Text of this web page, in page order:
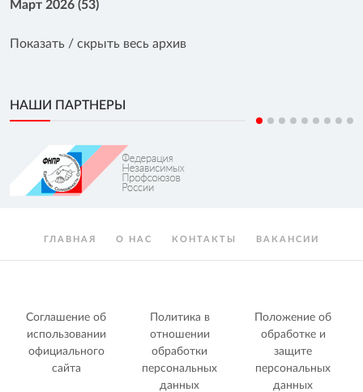
Март 2026 (53)
Показать / скрыть весь архив
НАШИ ПАРТНЕРЫ
ГЛАВНАЯ О НАС КОНТАКТЫ ВАКАНСИИ
Соглашение об
использовании
официального
сайта
Политика в
отношении
обработки
персональных
данных
Положение об
обработке и
защите
персональных
данных